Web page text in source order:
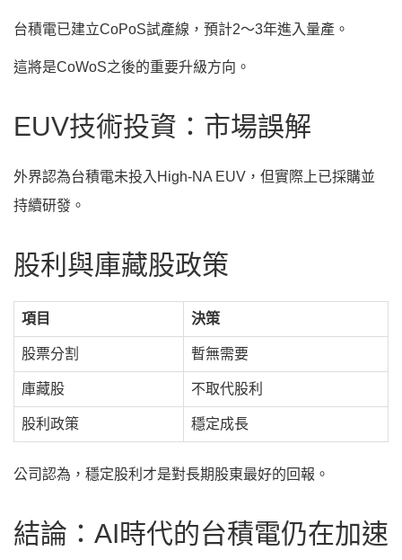
台積電已建立CoPoS試產線，預計2～3年進入量產。
這將是CoWoS之後的重要升級方向。
EUV技術投資：市場誤解
外界認為台積電未投入High-NA EUV，但實際上已採購並
持續研發。
股利與庫藏股政策
項目 決策
股票分割 暫無需要
庫藏股 不取代股利
股利政策 穩定成長
公司認為，穩定股利才是對長期股東最好的回報。
結論：AI時代的台積電仍在加速